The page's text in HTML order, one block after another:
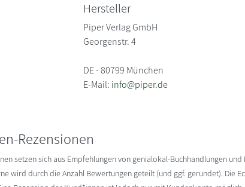
Hersteller
Piper Verlag GmbH
Georgenstr. 4
DE - 80799 München
E-Mail: info@piper.de
Rezensionen
setzen sich aus Empfehlungen von genialokal-Buchhandlungen
wird durch die Anzahl Bewertungen geteilt (und ggf. gerundet). Die